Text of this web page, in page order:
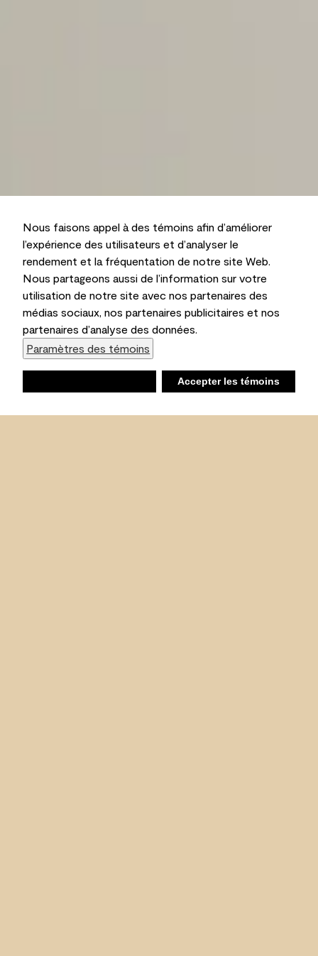
Nous faisons appel à des témoins afin d’améliorer
l’expérience des utilisateurs et d’analyser le
rendement et la fréquentation de notre site Web.
Nous partageons aussi de l’information sur votre
utilisation de notre site avec nos partenaires des
médias sociaux, nos partenaires publicitaires et nos
partenaires d’analyse des données.
Paramètres des témoins
Accepter les témoins
Liste d’achats